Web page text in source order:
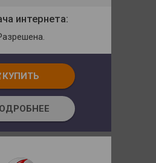
интернета:
КУПИТЬ